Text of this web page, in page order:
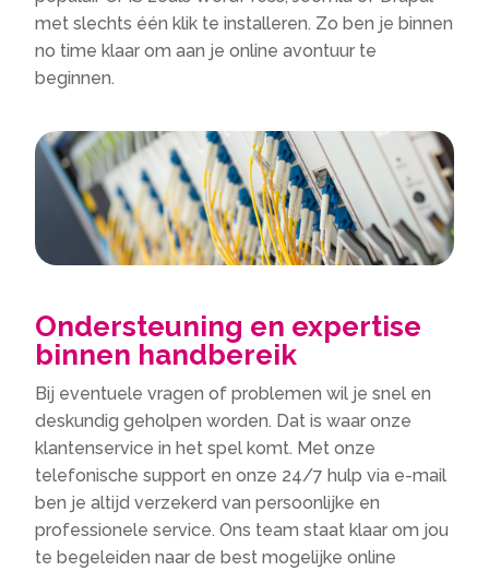
met slechts één klik te installeren. Zo ben je binnen
no time klaar om aan je online avontuur te
beginnen.
Ondersteuning en expertise
binnen handbereik
Bij eventuele vragen of problemen wil je snel en
deskundig geholpen worden. Dat is waar onze
klantenservice in het spel komt. Met onze
telefonische support en onze 24/7 hulp via e-mail
ben je altijd verzekerd van persoonlijke en
professionele service. Ons team staat klaar om jou
te begeleiden naar de best mogelijke online